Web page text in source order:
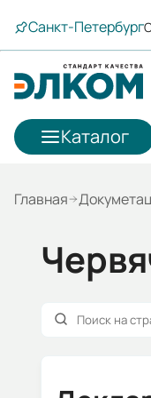
Санкт-Петербург
Каталог
Главная